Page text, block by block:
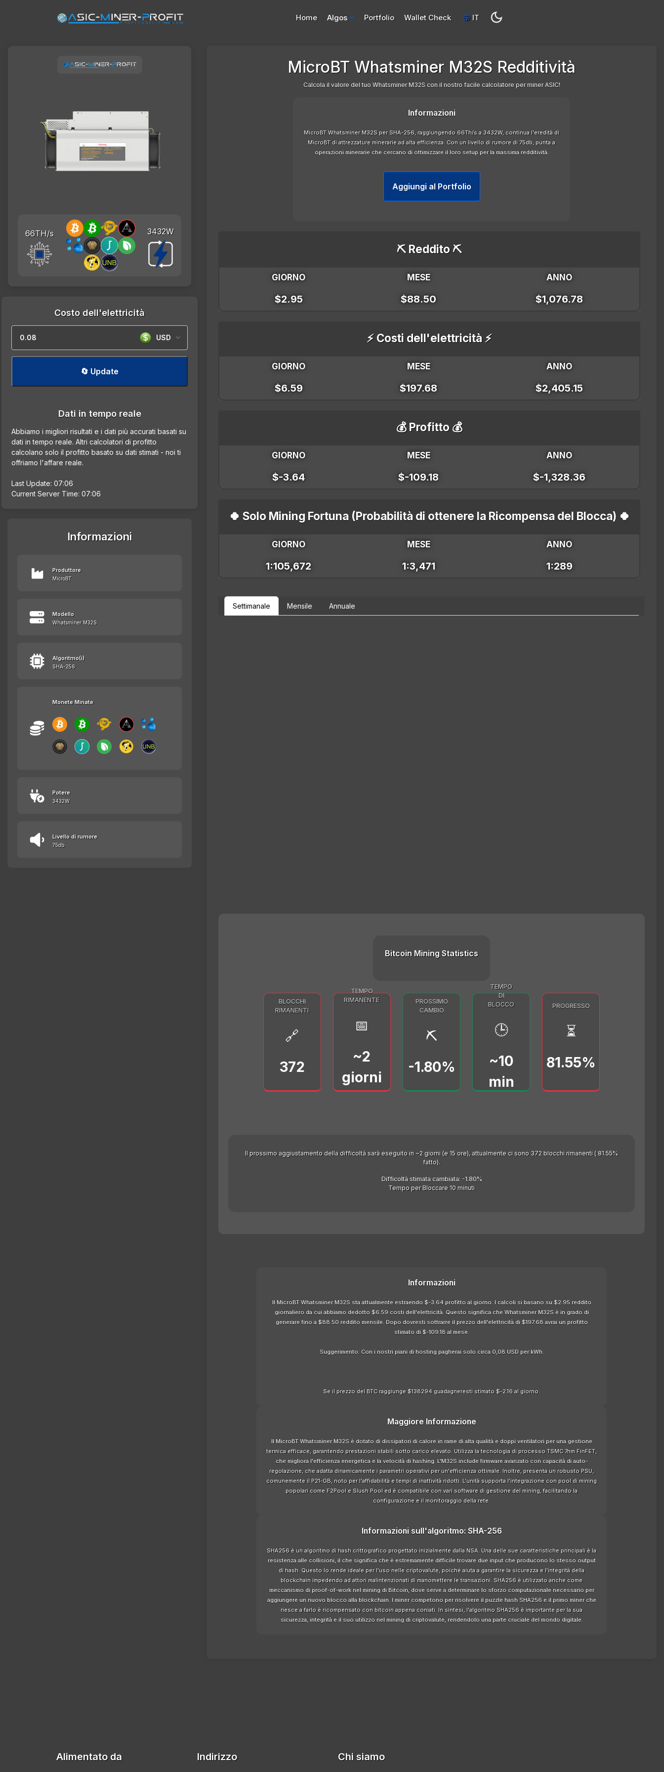
Home Algos Portfolio Wallet Check IT
66TH/s 3432W
Costo dell'elettricità
USD
🔄 Update
Dati in tempo reale
Abbiamo i migliori risultati e i dati più accurati basati su
dati in tempo reale. Altri calcolatori di profitto
calcolano solo il profitto basato su dati stimati - noi ti
offriamo l'affare reale.
Last Update: 07:06
Current Server Time: 07:06
Informazioni
Produttore
MicroBT
Modello
Whatsminer M32S
Algoritmo(i)
SHA-256
Monete Minate
Potere
3432W
Livello di rumore
75db
MicroBT Whatsminer M32S Redditività
Calcola il valore del tuo Whatsminer M32S con il nostro facile calcolatore per miner ASIC!
Informazioni
MicroBT Whatsminer M32S per SHA-256, raggiungendo 66Th/s a 3432W, continua l'eredità di
MicroBT di attrezzature minerarie ad alta efficienza. Con un livello di rumore di 75db, punta a
operazioni minerarie che cercano di ottimizzare il loro setup per la massima redditività.
Aggiungi al Portfolio
⛏️ Reddito ⛏️
GIORNO MESE ANNO
$2.95 $88.50 $1,076.78
⚡ Costi dell'elettricità ⚡
GIORNO MESE ANNO
$6.59 $197.68 $2,405.15
💰 Profitto 💰
GIORNO MESE ANNO
$-3.64 $-109.18 $-1,328.36
🍀 Solo Mining Fortuna (Probabilità di ottenere la Ricompensa del Blocca) 🍀
GIORNO MESE ANNO
1:105,672 1:3,471 1:289
Settimanale Mensile Annuale
Bitcoin Mining Statistics
BLOCCHI
RIMANENTI
🔗
372
TEMPO
RIMANENTE
📅
~2
giorni
PROSSIMO
CAMBIO
⛏️
-1.80%
TEMPO
DI
BLOCCO
🕒
~10
min
PROGRESSO
⏳
81.55%
Il prossimo aggiustamento della difficoltà sarà eseguito in ~2 giorni (e 15 ore), attualmente ci sono 372 blocchi rimanenti ( 81.55%
fatto).
Difficoltà stimata cambiata: -1.80%
Tempo per Bloccare 10 minuti
Informazioni
Il MicroBT Whatsminer M32S sta attualmente estraendo $-3.64 profitto al giorno. I calcoli si basano su $2.95 reddito
giornaliero da cui abbiamo dedotto $6.59 costi dell'elettricità. Questo significa che Whatsminer M32S è in grado di
generare fino a $88.50 reddito mensile. Dopo dovresti sottrarre il prezzo dell'elettricità di $197.68 avrai un profitto
stimato di $-109.18 al mese.
Suggerimento: Con i nostri piani di hosting pagherai solo circa 0,08 USD per kWh.
Se il prezzo del BTC raggiunge $138294 guadagneresti stimato $-2.16 al giorno.
Maggiore Informazione
Il MicroBT Whatsminer M32S è dotato di dissipatori di calore in rame di alta qualità e doppi ventilatori per una gestione
termica efficace, garantendo prestazioni stabili sotto carico elevato. Utilizza la tecnologia di processo TSMC 7nm FinFET,
che migliora l'efficienza energetica e la velocità di hashing. L'M32S include firmware avanzato con capacità di auto-
regolazione, che adatta dinamicamente i parametri operativi per un'efficienza ottimale. Inoltre, presenta un robusto PSU,
comunemente il P21-GB, noto per l'affidabilità e tempi di inattività ridotti. L'unità supporta l'integrazione con pool di mining
popolari come F2Pool e Slush Pool ed è compatibile con vari software di gestione del mining, facilitando la
configurazione e il monitoraggio della rete.
Informazioni sull'algoritmo: SHA-256
SHA256 è un algoritmo di hash crittografico progettato inizialmente dalla NSA. Una delle sue caratteristiche principali è la
resistenza alle collisioni, il che significa che è estremamente difficile trovare due input che producono lo stesso output
di hash. Questo lo rende ideale per l'uso nelle criptovalute, poiché aiuta a garantire la sicurezza e l'integrità della
blockchain impedendo ad attori malintenzionati di manomettere le transazioni. SHA256 è utilizzato anche come
meccanismo di proof-of-work nel mining di Bitcoin, dove serve a determinare lo sforzo computazionale necessario per
aggiungere un nuovo blocco alla blockchain. I miner competono per risolvere il puzzle hash SHA256 e il primo miner che
riesce a farlo è ricompensato con bitcoin appena coniati. In sintesi, l'algoritmo SHA256 è importante per la sua
sicurezza, integrità e il suo utilizzo nel mining di criptovalute, rendendolo una parte cruciale del mondo digitale.
Alimentato da Indirizzo Chi siamo